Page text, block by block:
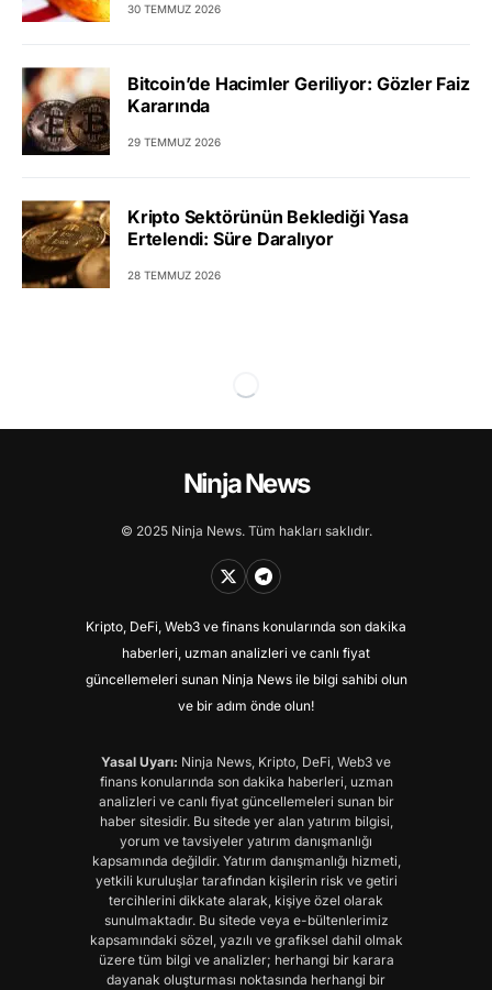
30 TEMMUZ 2026
Bitcoin’de Hacimler Geriliyor: Gözler Faiz
Kararında
29 TEMMUZ 2026
Kripto Sektörünün Beklediği Yasa
Ertelendi: Süre Daralıyor
28 TEMMUZ 2026
Ninja News
© 2025 Ninja News. Tüm hakları saklıdır.
Kripto, DeFi, Web3 ve finans konularında son dakika
haberleri, uzman analizleri ve canlı fiyat
güncellemeleri sunan Ninja News ile bilgi sahibi olun
ve bir adım önde olun!
Yasal Uyarı: Ninja News, Kripto, DeFi, Web3 ve
finans konularında son dakika haberleri, uzman
analizleri ve canlı fiyat güncellemeleri sunan bir
haber sitesidir. Bu sitede yer alan yatırım bilgisi,
yorum ve tavsiyeler yatırım danışmanlığı
kapsamında değildir. Yatırım danışmanlığı hizmeti,
yetkili kuruluşlar tarafından kişilerin risk ve getiri
tercihlerini dikkate alarak, kişiye özel olarak
sunulmaktadır. Bu sitede veya e-bültenlerimiz
kapsamındaki sözel, yazılı ve grafiksel dahil olmak
üzere tüm bilgi ve analizler; herhangi bir karara
dayanak oluşturması noktasında herhangi bir